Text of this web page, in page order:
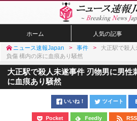
ホーム 人気の記事
ニュース速報Japan 事件
大正駅で殺
負傷 構内の床に血痕あり騒然
大正駅で殺人未遂事件 刃物男に男性
に血痕あり騒然
いいね！ ツイート
Pocket Feedly RSS